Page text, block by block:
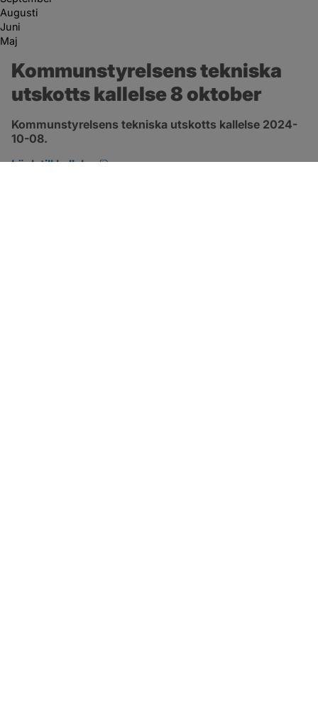
Augusti
Juni
Maj
Kommunstyrelsens tekniska
utskotts kallelse 8 oktober
Kommunstyrelsens tekniska utskotts kallelse 2024-
10-08.
Länk till kallelse
pdf, 134.7 kB, öppnas i nytt fönster.